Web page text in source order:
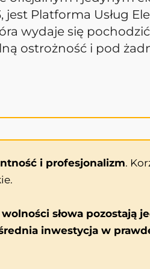
jest Platforma Usług
wydaje się
ostrożność i pod
i profesjonalizm.
słowa pozostają
inwestycja w